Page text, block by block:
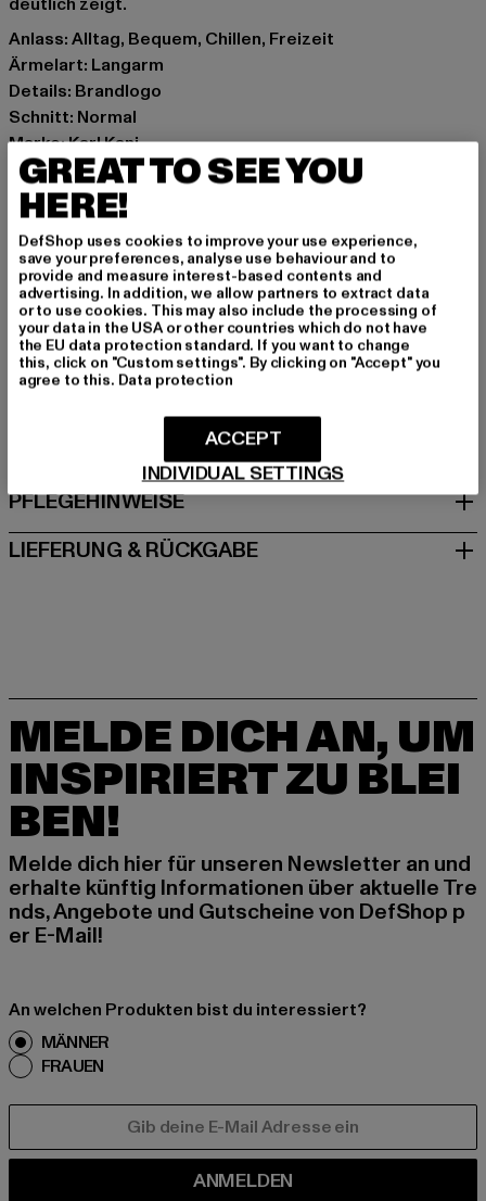
Anlass: Alltag, Bequem, Chillen, Freizeit
Ärmelart: Langarm
Details: Brandlogo
Schnitt: Normal
Marke: Karl Kani
Kat.: Long Sleeves
Farbe: weiß
Hersteller Farbe: white
Materialzusammensetzung: 100% Polyester
Art.Nr: KM262-028-00220
Hersteller: Urban Styles Agency GmbH & Co. KG |
agentur@urbanstylesagency.com
Schanzenstraße 41 | 51063 Köln | DE
GRÖSSE & PASSFORM
PFLEGEHINWEISE
LIEFERUNG & RÜCKGABE
MELDE DICH AN, UM
INSPIRIERT ZU BLEI
BEN!
Melde dich hier für unseren Newsletter an und
erhalte künftig Informationen über aktuelle Tre
nds, Angebote und Gutscheine von DefShop p
er E-Mail!
An welchen Produkten bist du interessiert?
MÄNNER
FRAUEN
ANMELDEN
GREAT TO SEE YOU
HERE!
DefShop uses cookies to improve your use experience,
save your preferences, analyse use behaviour and to
provide and measure interest-based contents and
advertising. In addition, we allow partners to extract data
or to use cookies. This may also include the processing of
your data in the USA or other countries which do not have
the EU data protection standard. If you want to change
this, click on "Custom settings". By clicking on "Accept" you
agree to this. Data protection
INDIVIDUAL SETTINGS
ACCEPT